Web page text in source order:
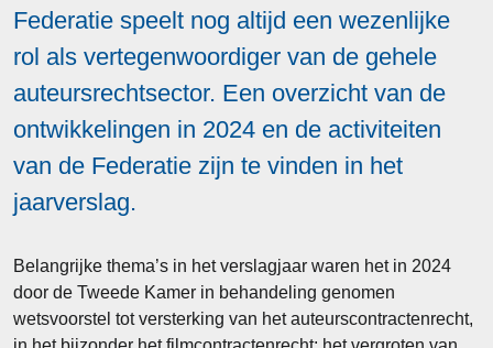
Federatie speelt nog altijd een wezenlijke
rol als vertegenwoordiger van de gehele
auteursrechtsector. Een overzicht van de
ontwikkelingen in 2024 en de activiteiten
van de Federatie zijn te vinden in het
jaarverslag.
Belangrijke thema’s in het verslagjaar waren het in 2024
door de Tweede Kamer in behandeling genomen
wetsvoorstel tot versterking van het auteurscontractenrecht,